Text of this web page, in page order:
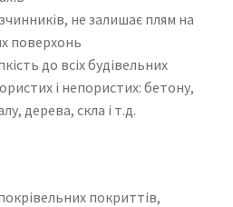
не залишає плям на
поверхонь
до всіх будівельних
і непористих: бетону,
дерева, скла і т.д.
покриттів,